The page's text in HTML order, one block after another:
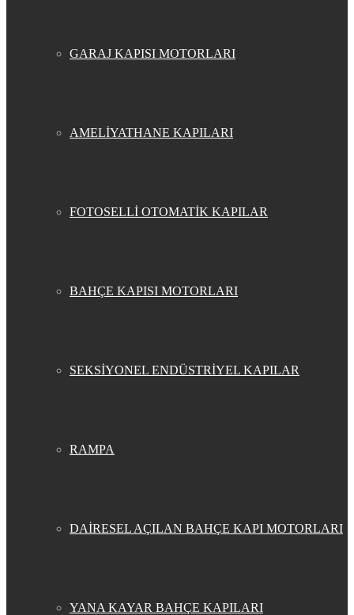
GARAJ KAPISI MOTORLARI
AMELİYATHANE KAPILARI
FOTOSELLİ OTOMATİK KAPILAR
BAHÇE KAPISI MOTORLARI
SEKSİYONEL ENDÜSTRİYEL KAPILAR
RAMPA
DAİRESEL AÇILAN BAHÇE KAPI MOTORLARI
YANA KAYAR BAHÇE KAPILARI